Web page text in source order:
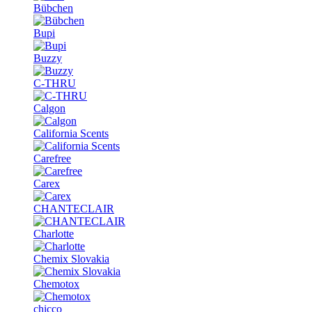
Bübchen
Bupi
Buzzy
C-THRU
Calgon
California Scents
Carefree
Carex
CHANTECLAIR
Charlotte
Chemix Slovakia
Chemotox
chicco